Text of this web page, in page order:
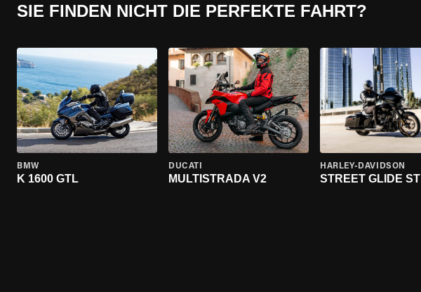
SIE FINDEN NICHT DIE PERFEKTE FAHRT?
BMW
K 1600 GTL
DUCATI
MULTISTRADA V2
HARLEY-DAVIDSON
STREET GLIDE ST